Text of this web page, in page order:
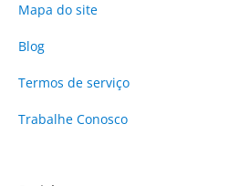
Mapa do site
Blog
Termos de serviço
Trabalhe Conosco